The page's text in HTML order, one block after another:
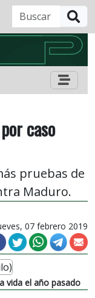
caso
pruebas de
Maduro.
07 febrero 2019
vida el año pasado